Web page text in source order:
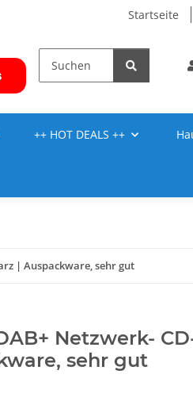
Startseite
++ HOT DEALS ++
| Auspackware, sehr gut
Netzwerk-
sehr gut